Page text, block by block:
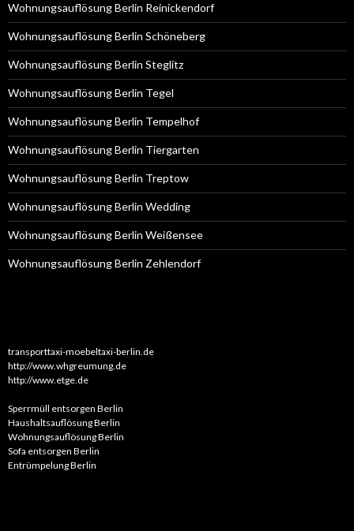
Wohnungsauflösung Berlin Reinickendorf
Wohnungsauflösung Berlin Schöneberg
Wohnungsauflösung Berlin Steglitz
Wohnungsauflösung Berlin Tegel
Wohnungsauflösung Berlin Tempelhof
Wohnungsauflösung Berlin Tiergarten
Wohnungsauflösung Berlin Treptow
Wohnungsauflösung Berlin Wedding
Wohnungsauflösung Berlin Weißensee
Wohnungsauflösung Berlin Zehlendorf
transporttaxi-moebeltaxi-berlin.de
http://www.whgreumung.de
http://www.etge.de
Sperrmüll entsorgen Berlin
Haushaltsauflösung Berlin
Wohnungsauflösung Berlin
Sofa entsorgen Berlin
Entrümpelung Berlin